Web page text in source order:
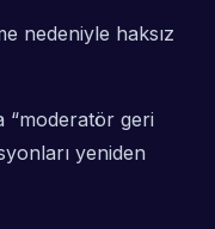
nedeniyle haksız
“moderatör geri
yeniden